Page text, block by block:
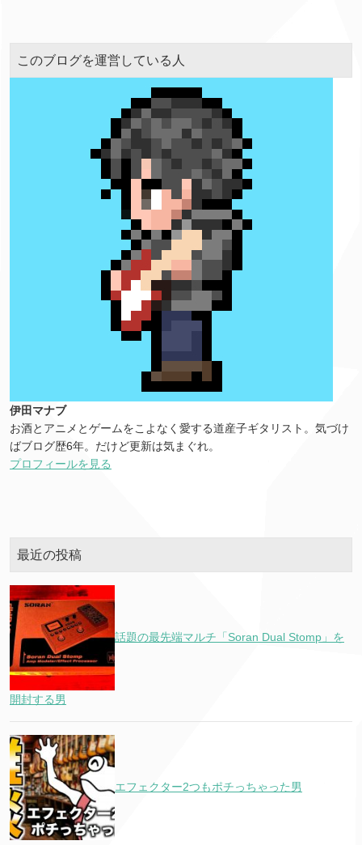
このブログを運営している人
伊田マナブ
お酒とアニメとゲームをこよなく愛する道産子ギタリスト。気づけ
ばブログ歴6年。だけど更新は気まぐれ。
プロフィールを見る
最近の投稿
話題の最先端マルチ「Soran Dual Stomp」を
開封する男
エフェクター2つもポチっちゃった男